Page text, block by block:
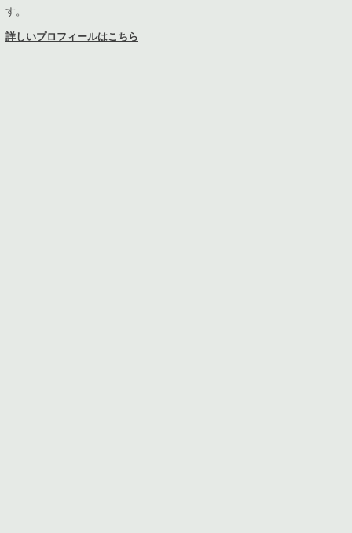
す。
詳しいプロフィールはこちら